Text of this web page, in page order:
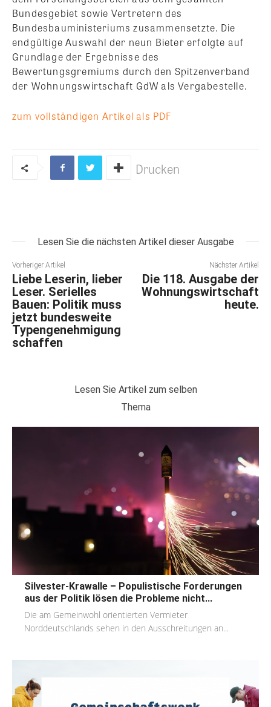
Bundesgebiet sowie Vertretern des
Bundesbauministeriums zusammensetzte. Die
endgültige Auswahl der neun Bieter erfolgte auf
Grundlage der Ergebnisse des
Bewertungsgremiums durch den Spitzenverband
der Wohnungswirtschaft GdW als Vergabestelle.
zum vollständigen Artikel als PDF
Drucken
Lesen Sie die nächsten Artikel dieser Ausgabe
Vorheriger Artikel
Liebe Leserin, lieber
Leser. Serielles
Bauen: Politik muss
jetzt bundesweite
Typengenehmigung
schaffen
Nächster Artikel
Die 118. Ausgabe der
Wohnungswirtschaft
heute.
Lesen Sie Artikel zum selben
Thema
Silvester-Krawalle – Populistische Forderungen
aus der Politik lösen die Probleme nicht...
Die am Gemeinwohl orientierten Vermieter
Norddeutschlands sehen in den Ausschreitungen an...